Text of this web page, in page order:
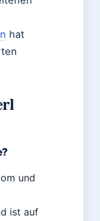
hat
und
ist auf